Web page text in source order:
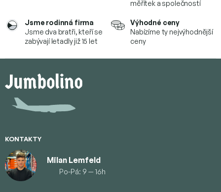
měřítek a společností
Jsme rodinná firma
Jsme dva bratři, kteří se
zabývají letadly již 15 let
Výhodné ceny
Nabízíme ty nejvýhodnější
ceny
p
KONTAKTY
Milan Lemfeld
Po-Pá: 9 — 16h